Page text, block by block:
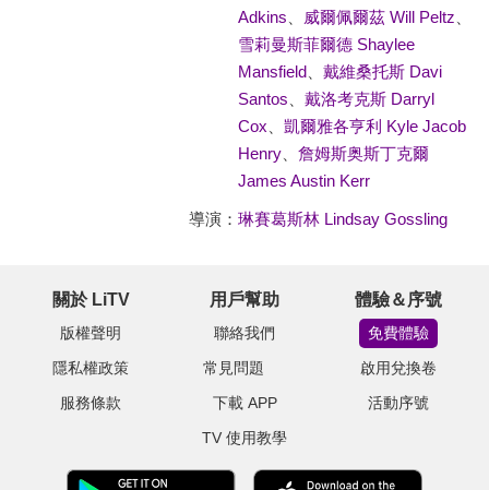
Adkins
威爾佩爾茲 Will Peltz
雪莉曼斯菲爾德 Shaylee
Mansfield、 戴維桑托斯 Davi
Santos
戴洛考克斯 Darryl
Cox
凱爾雅各亨利 Kyle Jacob
Henry、 詹姆斯奥斯丁克爾
James Austin Kerr
導演： 琳賽葛斯林 Lindsay Gossling
關於 LiTV
版權聲明
隱私權政策
服務條款
用戶幫助
聯絡我們
常見問題
下載 APP
TV 使用教學
體驗＆序號
免費體驗
啟用兌換卷
活動序號